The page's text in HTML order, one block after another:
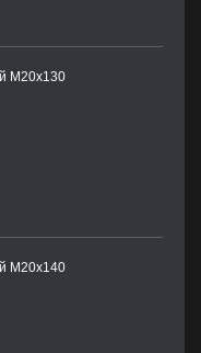
М20х130
М20х140